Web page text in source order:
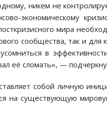
никем не
экономическому
мира
сообщества, так и для
в
её сломать», —
собой личную
на существующую